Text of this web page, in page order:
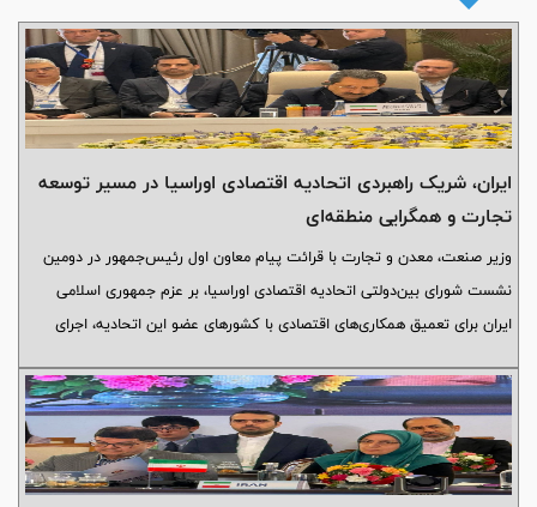
ایران، شریک راهبردی اتحادیه اقتصادی اوراسیا در مسیر توسعه
تجارت و همگرایی منطقه‌ای
وزیر صنعت، معدن و تجارت با قرائت پیام معاون اول رئیس‌جمهور در دومین
نشست شورای بین‌دولتی اتحادیه اقتصادی اوراسیا، بر عزم جمهوری اسلامی
ایران برای تعمیق همکاری‌های اقتصادی با کشورهای عضو این اتحادیه، اجرای
مالی و بانکی و بهره‌گیری از ظرفیت‌های مشترک برای تحقق رشد و رفاه منطقه‌ای
تأکید کرد.